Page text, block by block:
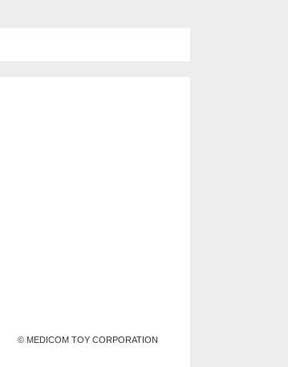
© MEDICOM TOY CORPORATION